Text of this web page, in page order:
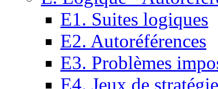
E1. Suites logiques
E2. Autoréférences
E3. Problèmes
E4. Jeux de stratégie